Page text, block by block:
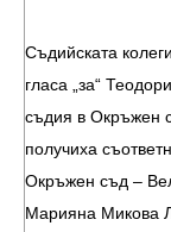
Съдийската
гласа „за“
съдия в Окръжен
получиха
Окръжен съд –
Марияна Микова